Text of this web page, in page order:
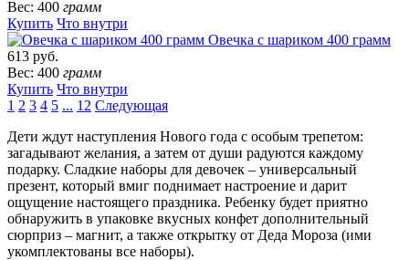
Вес: 400 грамм
Купить Что внутри
Овечка с шариком 400 грамм
613 руб.
Вес: 400 грамм
Купить Что внутри
1 2 3 4 5 ... 12 Следующая
Дети ждут наступления Нового года с особым трепетом:
загадывают желания, а затем от души радуются каждому
подарку. Сладкие наборы для девочек – универсальный
презент, который вмиг поднимает настроение и дарит
ощущение настоящего праздника. Ребенку будет приятно
обнаружить в упаковке вкусных конфет дополнительный
сюрприз – магнит, а также открытку от Деда Мороза (ими
укомплектованы все наборы).